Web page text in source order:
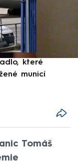
které
municí
Tomáš